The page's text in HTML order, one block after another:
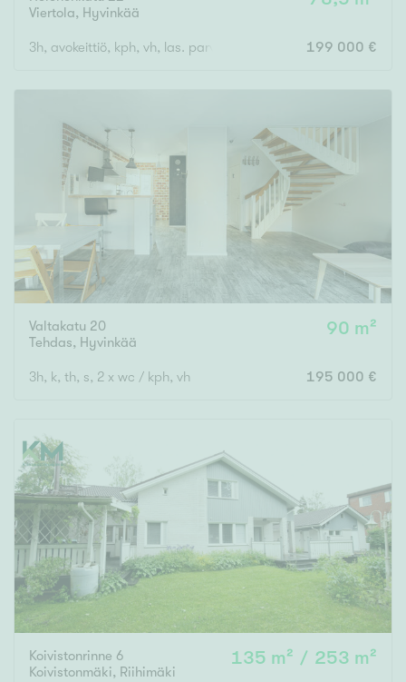
Viertola, Hyvinkää
3h, avokeittiö, kph, vh, las. parv. 199 000 €
Valtakatu 20
Tehdas, Hyvinkää
90 m²
3h, k, th, s, 2 x wc / kph, vh 195 000 €
Koivistonrinne 6
Koivistonmäki, Riihimäki
135 m² / 253 m²